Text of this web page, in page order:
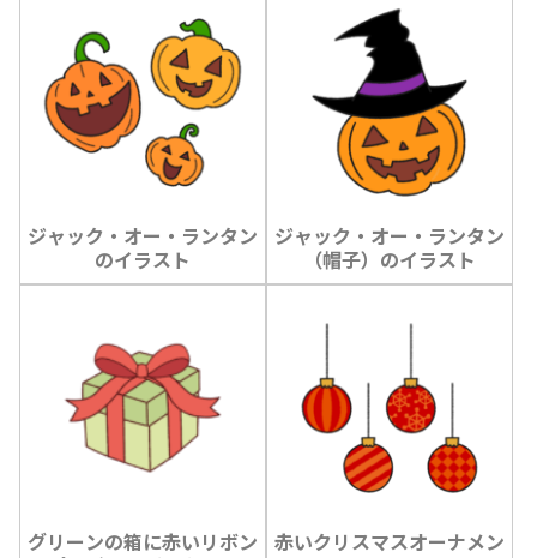
ジャック・オー・ランタン
のイラスト
ジャック・オー・ランタン
（帽子）のイラスト
グリーンの箱に赤いリボン
赤いクリスマスオーナメン